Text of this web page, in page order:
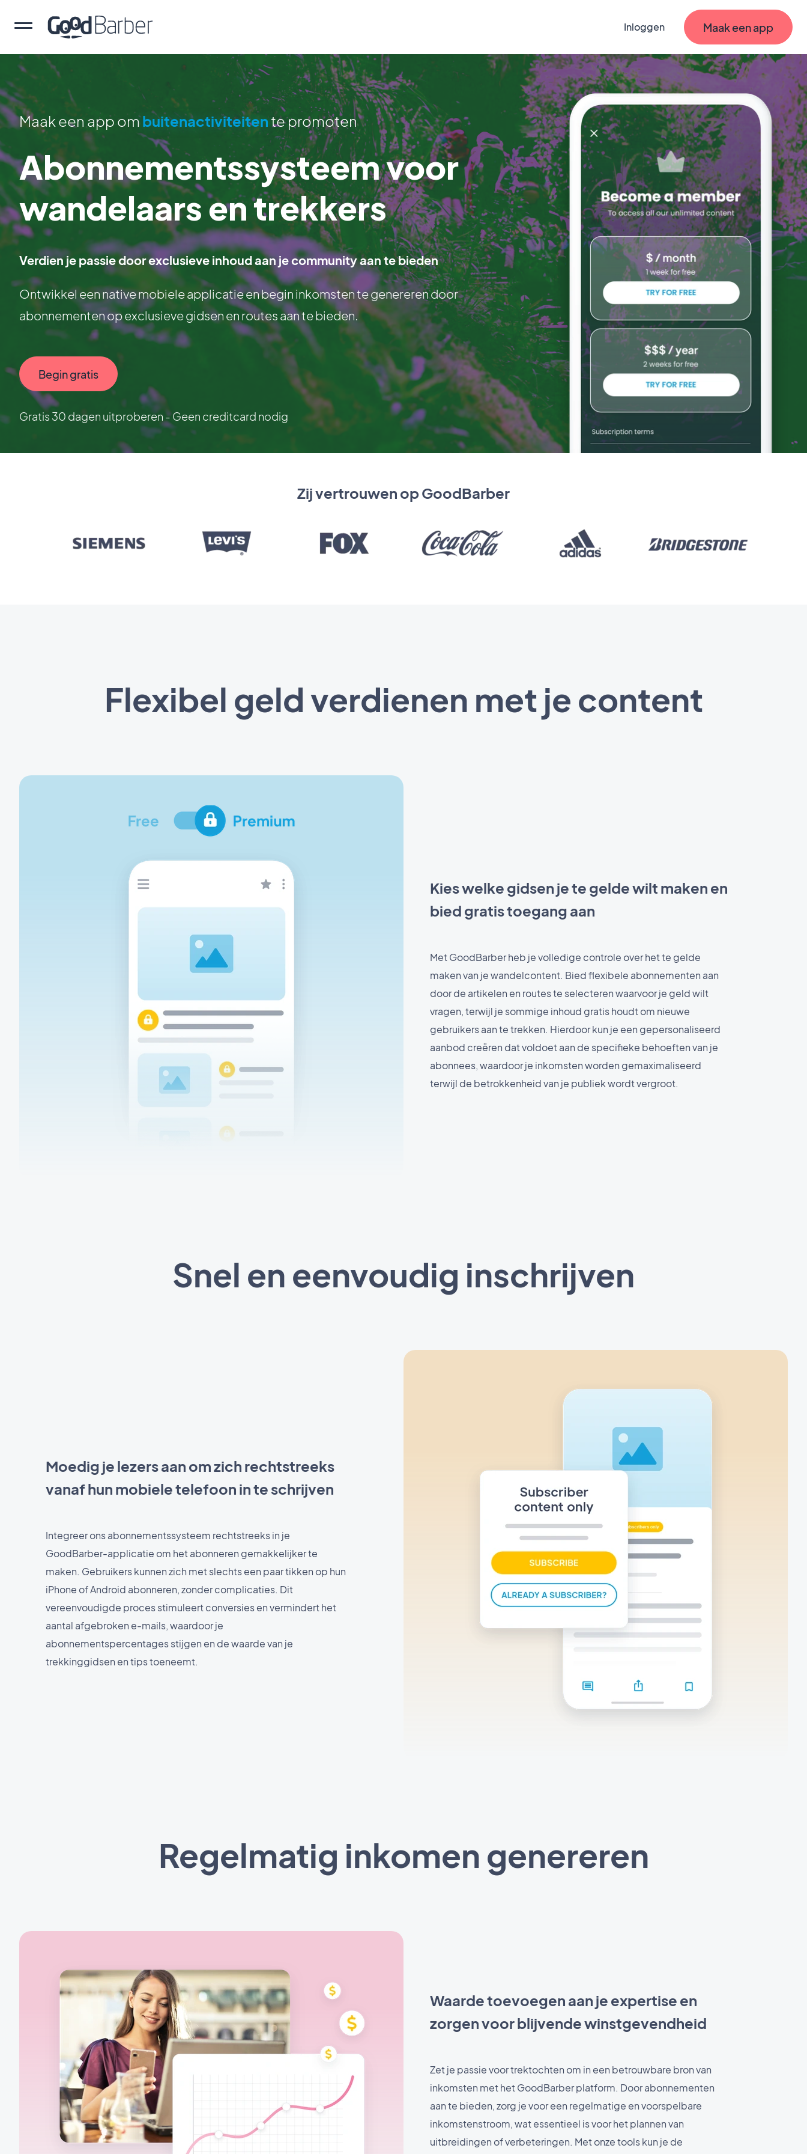
Inloggen Maak een app
Maak een app ombuitenactiviteitente promoten
Abonnementssysteem voor
wandelaars en trekkers
Verdien je passie door exclusieve inhoud aan je community aan te bieden
Ontwikkel een native mobiele applicatie en begin inkomsten te genereren door
abonnementen op exclusieve gidsen en routes aan te bieden.
Begin gratis
Gratis 30 dagen uitproberen - Geen creditcard nodig
Zij vertrouwen op GoodBarber
Flexibel geld verdienen met je content
Kies welke gidsen je te gelde wilt maken en
bied gratis toegang aan
Met GoodBarber heb je volledige controle over het te gelde
maken van je wandelcontent. Bied flexibele abonnementen aan
door de artikelen en routes te selecteren waarvoor je geld wilt
vragen, terwijl je sommige inhoud gratis houdt om nieuwe
gebruikers aan te trekken. Hierdoor kun je een gepersonaliseerd
aanbod creëren dat voldoet aan de specifieke behoeften van je
abonnees, waardoor je inkomsten worden gemaximaliseerd
terwijl de betrokkenheid van je publiek wordt vergroot.
Snel en eenvoudig inschrijven
Moedig je lezers aan om zich rechtstreeks
vanaf hun mobiele telefoon in te schrijven
Integreer ons abonnementssysteem rechtstreeks in je
GoodBarber-applicatie om het abonneren gemakkelijker te
maken. Gebruikers kunnen zich met slechts een paar tikken op hun
iPhone of Android abonneren, zonder complicaties. Dit
vereenvoudigde proces stimuleert conversies en vermindert het
aantal afgebroken e-mails, waardoor je
abonnementspercentages stijgen en de waarde van je
trekkinggidsen en tips toeneemt.
Regelmatig inkomen genereren
Waarde toevoegen aan je expertise en
zorgen voor blijvende winstgevendheid
Zet je passie voor trektochten om in een betrouwbare bron van
inkomsten met het GoodBarber platform. Door abonnementen
aan te bieden, zorg je voor een regelmatige en voorspelbare
inkomstenstroom, wat essentieel is voor het plannen van
uitbreidingen of verbeteringen. Met onze tools kun je de